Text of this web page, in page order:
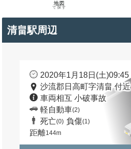
地図
で探す
清畠駅周辺
2020年1月18日(土)09:45
沙流郡日高町字清畠 付近
車両相互 小破事故
軽自動車(2)
死亡(0) 負傷(1)
距離144m